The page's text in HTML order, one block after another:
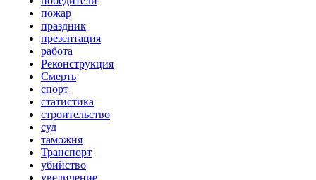
пожар
праздник
презентация
работа
Реконструкция
Смерть
спорт
статистика
строительство
суд
таможня
Транспорт
убийство